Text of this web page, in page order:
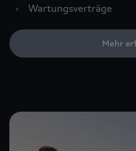
›
Wartungsverträge
Mehr